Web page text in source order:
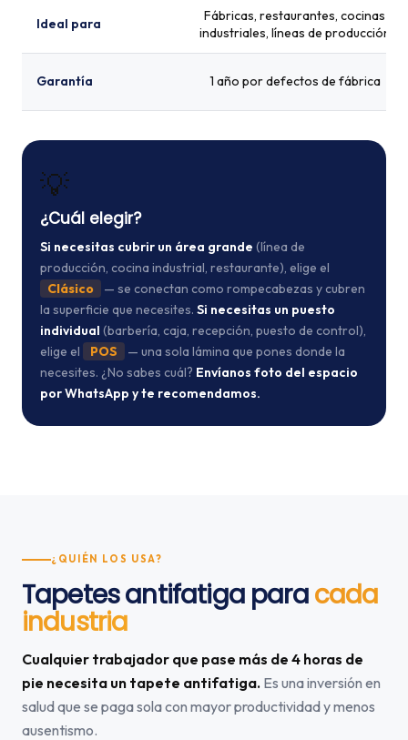
Ideal para
Fábricas, restaurantes, cocinas
industriales, líneas de producción
Garantía 1 año por defectos de fábrica
💡
¿Cuál elegir?
Si necesitas cubrir un área grande (línea de
producción, cocina industrial, restaurante), elige el
Clásico
— se conectan como rompecabezas y cubren
la superficie que necesites. Si necesitas un puesto
individual (barbería, caja, recepción, puesto de control),
elige el
POS
— una sola lámina que pones donde la
necesites. ¿No sabes cuál? Envíanos foto del espacio
por WhatsApp y te recomendamos.
¿QUIÉN LOS USA?
Tapetes antifatiga paracada
industria
Cualquier trabajador que pase más de 4 horas de
pie necesita un tapete antifatiga. Es una inversión en
salud que se paga sola con mayor productividad y menos
ausentismo.